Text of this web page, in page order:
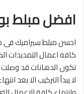
افضل مبلط
احسن مبلط سيراميك فى
كافه اعمال التمديدات
تكون الدهانات قد وصلت
لا يبدأ التركيب الا بعد